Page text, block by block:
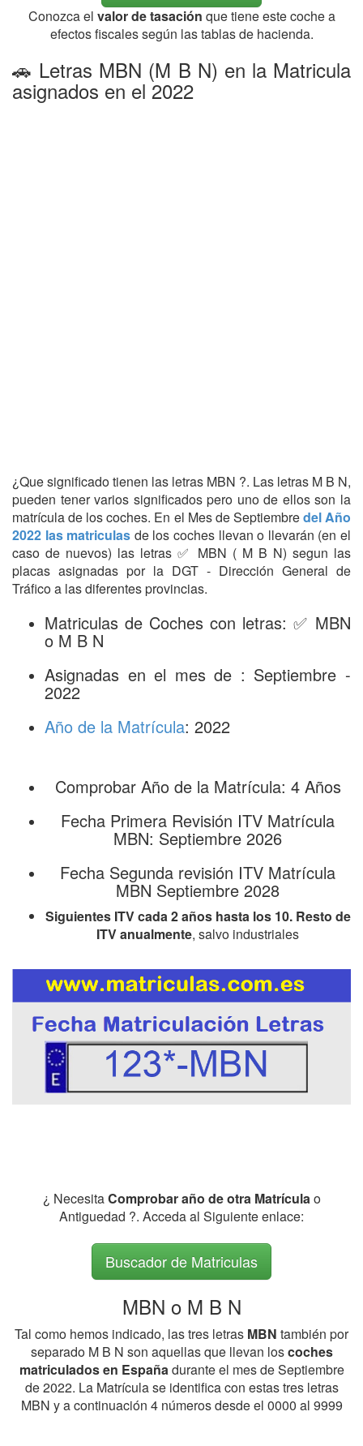
Conozca el valor de tasación que tiene este coche a
efectos fiscales según las tablas de hacienda.
🚗 Letras MBN (M B N) en la Matricula
asignados en el 2022
¿Que significado tienen las letras MBN ?. Las letras M B N,
pueden tener varios significados pero uno de ellos son la
matrícula de los coches. En el Mes de Septiembredel Año
2022 las matriculas de los coches llevan o llevarán (en el
caso de nuevos) las letras ✅ MBN ( M B N) segun las
placas asignadas por la DGT - Dirección General de
Tráfico a las diferentes provincias.
Matriculas de Coches con letras: ✅ MBN
o M B N
Asignadas en el mes de : Septiembre -
2022
Año de la Matrícula: 2022
Comprobar Año de la Matrícula: 4 Años
Fecha Primera Revisión ITV Matrícula
MBN: Septiembre 2026
Fecha Segunda revisión ITV Matrícula
MBN Septiembre 2028
Siguientes ITV cada 2 años hasta los 10. Resto de
ITV anualmente, salvo industriales
¿ NecesitaComprobar año de otra Matrículao
Antiguedad ?. Acceda al Siguiente enlace:
Buscador de Matriculas
MBN o M B N
Tal como hemos indicado, las tres letras MBN también por
separado M B N son aquellas que llevan loscoches
matriculados en Españadurante el mes de Septiembre
de 2022. La Matrícula se identifica con estas tres letras
MBN y a continuación 4 números desde el 0000 al 9999